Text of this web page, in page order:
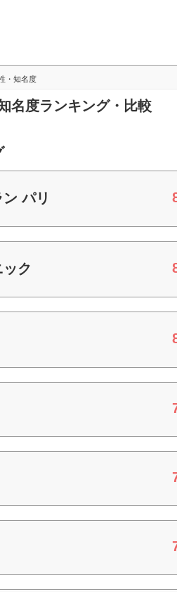
・知名度
名度ランキング・比較
パリ
ク